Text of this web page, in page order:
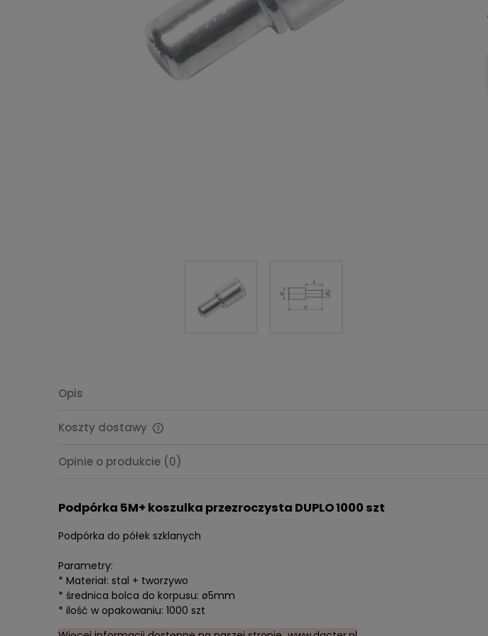
Opis
Koszty dostawy
Cena nie zawiera ewentualnych
Opinie o produkcie (0)
Podpórka 5M+ koszulka przezroczysta DUPLO 1000 szt
Podpórka do półek szklanych
Parametry:
* Materiał: stal + tworzywo
* średnica bolca do korpusu: ø5mm
* ilość w opakowaniu: 1000 szt